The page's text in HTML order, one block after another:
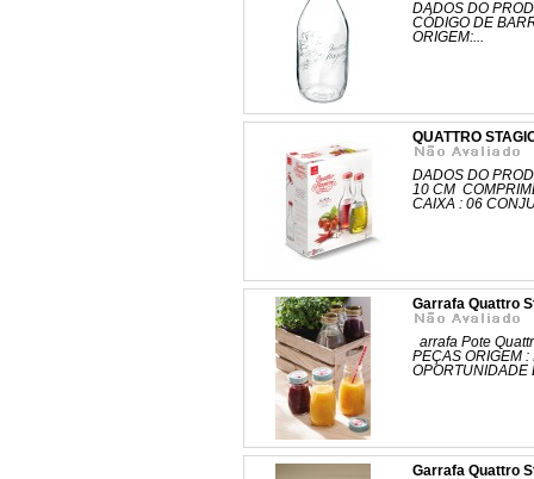
DADOS DO
CÓDIGO DE
ORIGEM:...
QUATTRO
DADOS DO
10 CM
CAIXA : 06
Garrafa Quattro
arrafa Pote
PEÇAS ORIGEM
OPORTUNIDADE
Garrafa Quattro